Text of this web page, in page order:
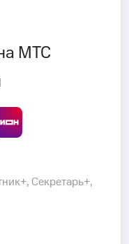
МТС
Секретарь+,